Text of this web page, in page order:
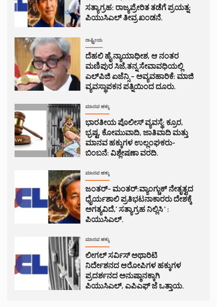
ಸತ್ಯಾಗ್ರಹ: ರಾಜ್ಯಪ್ರೇರಿತ ತಡೆಗೆ ಪ್ರಯತ್ನ:
ಪಿಯುಸಿಎಲ್ ತೀವ್ರ ಖಂಡನೆ.
ರಾಷ್ಟ್ರೀಯ
ದೆಹಲಿ ಹೈ ನ್ಯಾಯಾಧೀಶ, ಆ ನಂತರ
ಮಣಿಪುರ ಸಿಜೆ,ತನ್ನ ಸೇವಾವಧಿಯಲ್ಲಿ
ಎಲ್‌ಪಿಜಿ ಏಜೆನ್ಸಿ – ಅವ್ಯವಹಾರಿಕೆ: ಮಾಜಿ
ವ್ಯವಸ್ಥಾಪಕನ ಪತ್ನಿಯಿಂದ ದೂರು.
ಮಾನವ ಹಕ್ಕು
ಭಾರತೀಯ ಪೊಲೀಸ್ ವ್ಯವಸ್ಥೆ: ಕ್ರೂರ,
ಭ್ರಷ್ಟ, ಕೋಮುವಾದಿ, ಜಾತಿವಾದಿ ಮತ್ತು
ಮಾನವ ಹಕ್ಕುಗಳ ಉಲ್ಲಂಘಕರು-
ಬಿಂಬನೆ: ವಿಶ್ಲೇಷಣಾ ವರದಿ.
ಮಾನವ ಹಕ್ಕು
ಜಂತರ್- ಮಂತರ್:ವ್ಯಾಂಗ್ಚುಕ್ ನೇತೃತ್ವದ
ಧೈರ್ಯಶಾಲಿ ಪ್ರತಿಭಟನಾಕಾರರು ದೇಶಕ್ಕೆ
ಅಗತ್ಯವಿದೆ,’ ಸತ್ಯಾಗ್ರಹ ನಿಲ್ಲಿಸಿ ‘ :
ಪಿಯುಸಿಎಲ್.
ಮಾನವ ಹಕ್ಕು
ಲೀಗಲ್ ಸರ್ವಿಸ್ ಅಥಾರಿಟಿ
ನಿರ್ದೇಶನದ ಆರೋಪಿಗಳ ಹಕ್ಕುಗಳ
ಪ್ರದರ್ಶನದ ಅನುಷ್ಠಾನಕ್ಕಾಗಿ
ಪಿಯುಸಿಎಲ್, ಎಪಿಎಫ್ ಜೆ ಒತ್ತಾಯ.